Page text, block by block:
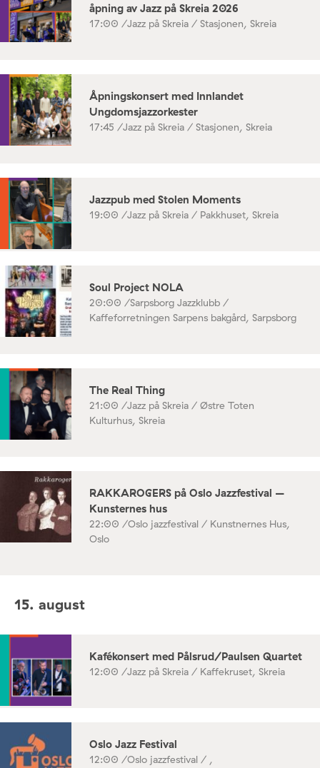
åpning av Jazz på Skreia 2026
17:00 /Jazz på Skreia / Stasjonen, Skreia
Åpningskonsert med Innlandet
Ungdomsjazzorkester
17:45 /Jazz på Skreia / Stasjonen, Skreia
Jazzpub med Stolen Moments
19:00 /Jazz på Skreia / Pakkhuset, Skreia
Soul Project NOLA
20:00 /Sarpsborg Jazzklubb /
Kaffeforretningen Sarpens bakgård, Sarpsborg
The Real Thing
21:00 /Jazz på Skreia / Østre Toten
Kulturhus, Skreia
RAKKAROGERS på Oslo Jazzfestival –
Kunsternes hus
22:00 /Oslo jazzfestival / Kunstnernes Hus,
Oslo
15. august
Kafékonsert med Pålsrud/Paulsen Quartet
12:00 /Jazz på Skreia / Kaffekruset, Skreia
Oslo Jazz Festival
12:00 /Oslo jazzfestival / ,